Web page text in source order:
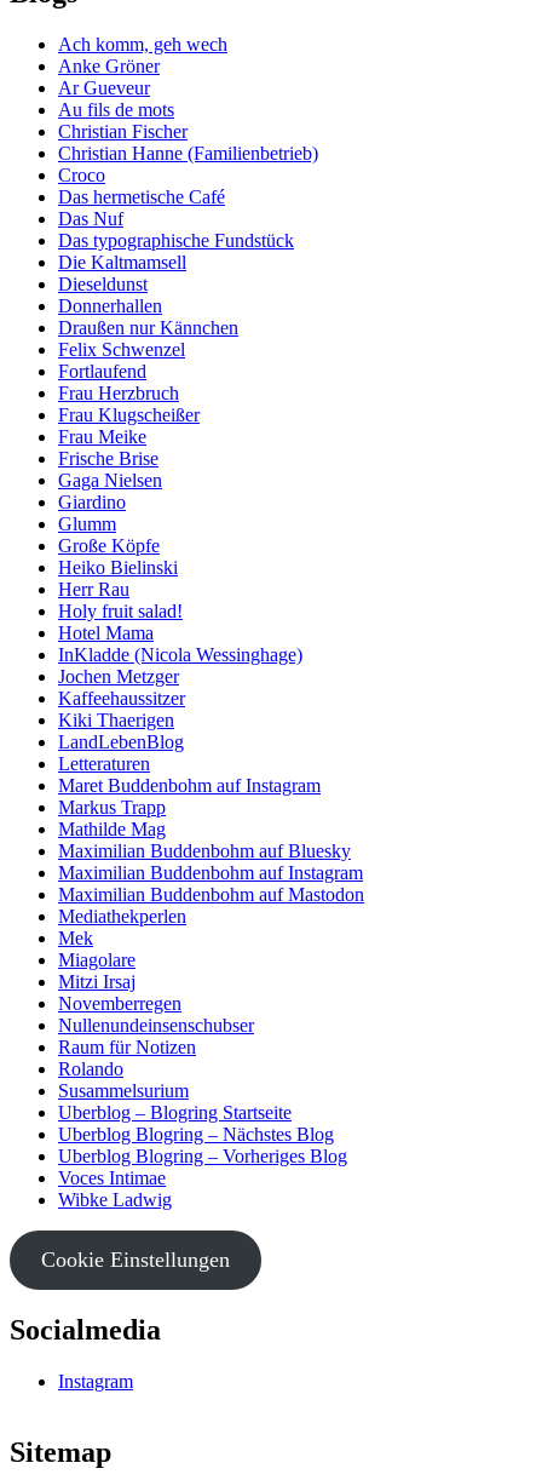
Ach komm, geh wech
Anke Gröner
Ar Gueveur
Au fils de mots
Christian Fischer
Christian Hanne (Familienbetrieb)
Croco
Das hermetische Café
Das Nuf
Das typographische Fundstück
Die Kaltmamsell
Dieseldunst
Donnerhallen
Draußen nur Kännchen
Felix Schwenzel
Fortlaufend
Frau Herzbruch
Frau Klugscheißer
Frau Meike
Frische Brise
Gaga Nielsen
Giardino
Glumm
Große Köpfe
Heiko Bielinski
Herr Rau
Holy fruit salad!
Hotel Mama
InKladde (Nicola Wessinghage)
Jochen Metzger
Kaffeehaussitzer
Kiki Thaerigen
LandLebenBlog
Letteraturen
Maret Buddenbohm auf Instagram
Markus Trapp
Mathilde Mag
Maximilian Buddenbohm auf Bluesky
Maximilian Buddenbohm auf Instagram
Maximilian Buddenbohm auf Mastodon
Mediathekperlen
Mek
Miagolare
Mitzi Irsaj
Novemberregen
Nullenundeinsenschubser
Raum für Notizen
Rolando
Susammelsurium
Uberblog – Blogring Startseite
Uberblog Blogring – Nächstes Blog
Uberblog Blogring – Vorheriges Blog
Voces Intimae
Wibke Ladwig
Cookie Einstellungen
Socialmedia
Instagram
Sitemap